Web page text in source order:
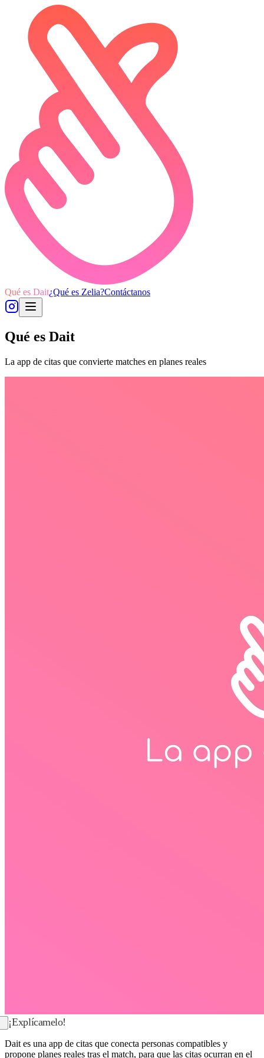
Qué es Dait¿Qué es Zelia?Contáctanos
Qué es Dait
La app de citas que convierte matches en planes reales
¡Explícamelo!
Dait es una app de citas que conecta personas compatibles y
propone planes reales tras el match, para que las citas ocurran en el